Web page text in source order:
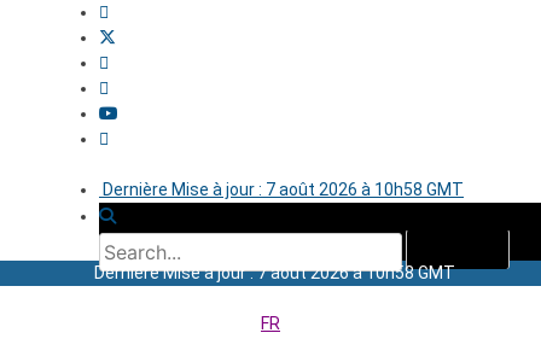
Dernière Mise à jour : 7 août 2026 à 10h58 GMT
Dernière Mise à jour : 7 août 2026 à 10h58 GMT
FR